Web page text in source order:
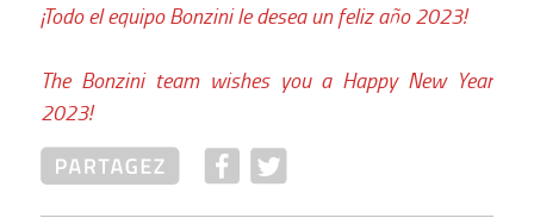
¡Todo el equipo Bonzini le desea un feliz año 2023!
The Bonzini team wishes you a Happy New Year
2023!